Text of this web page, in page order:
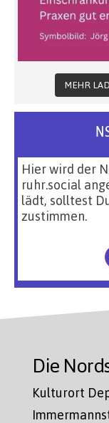
MEHR
Hier wird der
ruhr.social
lädt, solltest
zustimmen.
Die
Kulturort